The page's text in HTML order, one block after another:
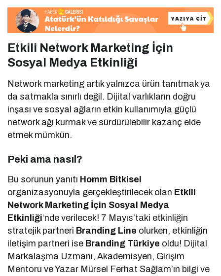
Etkili Network Marketing İçin
Sosyal Medya Etkinliği
Network marketing artık yalnızca ürün tanıtmak ya
da satmakla sınırlı değil. Dijital varlıkların doğru
inşası ve sosyal ağların etkin kullanımıyla güçlü
network ağı kurmak ve sürdürülebilir kazanç elde
etmek mümkün.
Peki ama nasıl?
Bu sorunun yanıtı Homm Bitkisel
organizasyonuyla gerçekleştirilecek olan Etkili
Network Marketing İçin Sosyal Medya
Etkinliği‘nde verilecek! 7 Mayıs’taki etkinliğin
stratejik partneri Branding Line olurken, etkinliğin
iletişim partneri ise Branding Türkiye oldu! Dijital
Markalaşma Uzmanı, Akademisyen, Girişim
Mentoru ve Yazar Mürsel Ferhat Sağlam’ın bilgi ve